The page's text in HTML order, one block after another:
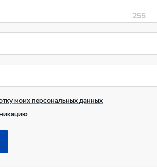
255
моих персональных данных